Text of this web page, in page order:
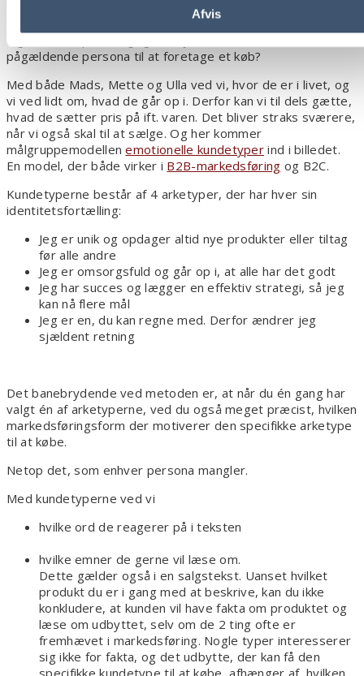
Afvis
Uanset om du har en eller flere personaer, giver modellen
dig ikke svar på en vigtig detalje: Hvordan motiveres den
pågældende persona til at foretage et køb?
Med både Mads, Mette og Ulla ved vi, hvor de er i livet, og
vi ved lidt om, hvad de går op i. Derfor kan vi til dels gætte,
hvad de sætter pris på ift. varen. Det bliver straks sværere,
når vi også skal til at sælge. Og her kommer
målgruppemodellenemotionelle kundetyper ind i billedet.
En model, der både virker i B2B-markedsføring og B2C.
Kundetyperne består af 4 arketyper, der har hver sin
identitetsfortælling:
Jeg er unik og opdager altid nye produkter eller tiltag
før alle andre
Jeg er omsorgsfuld og går op i, at alle har det godt
Jeg har succes og lægger en effektiv strategi, så jeg
kan nå flere mål
Jeg er en, du kan regne med. Derfor ændrer jeg
sjældent retning
Det banebrydende ved metoden er, at når du én gang har
valgt én af arketyperne, ved du også meget præcist, hvilken
markedsføringsform der motiverer den specifikke arketype
til at købe.
Netop det, som enhver persona mangler.
Med kundetyperne ved vi
hvilke ord de reagerer på i teksten
hvilke emner de gerne vil læse om.
Dette gælder også i en salgstekst. Uanset hvilket
produkt du er i gang med at beskrive, kan du ikke
konkludere, at kunden vil have fakta om produktet og
læse om udbyttet, selv om de 2 ting ofte er
fremhævet i markedsføring. Nogle typer interesserer
sig ikke for fakta, og det udbytte, der kan få den